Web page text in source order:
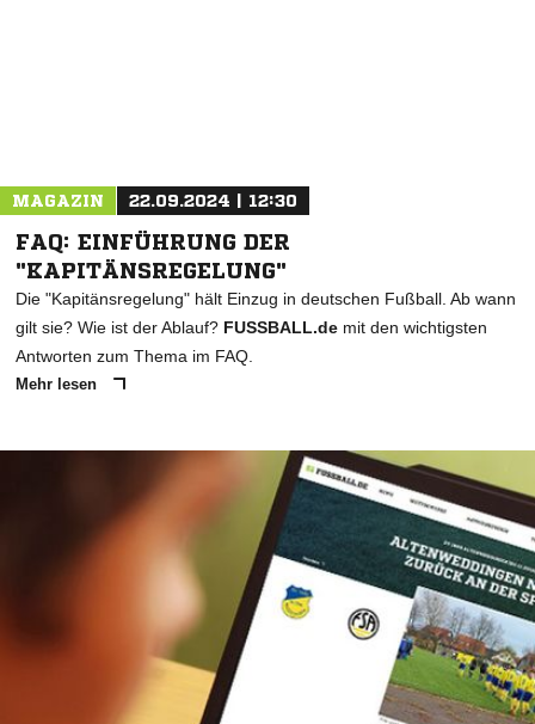
MAGAZIN 22.09.2024 | 12:30
FAQ: EINFÜHRUNG DER
"KAPITÄNSREGELUNG"
Die "Kapitänsregelung" hält Einzug in deutschen Fußball. Ab wann
gilt sie? Wie ist der Ablauf? FUSSBALL.de mit den wichtigsten
Antworten zum Thema im FAQ.
Mehr lesen